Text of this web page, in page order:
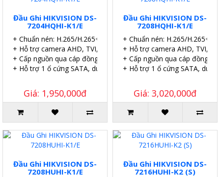
Đầu Ghi HIKVISION DS-
7204HQHI-K1/E
+ Chuẩn nén: H.265/H.265+.
+ Hỗ trợ camera AHD, TVI, CVI, IP
+ Cấp nguồn qua cáp đồng trục (PoC).
+ Hỗ trợ 1 ổ cứng SATA, dung lượng 6TB.
Giá: 1,950,000đ
Đầu Ghi HIKVISION DS-
7208HQHI-K1/E
+ Chuẩn nén: H.265/H.265+.
+ Hỗ trợ camera AHD, TVI,
+ Cấp nguồn qua cáp đồng
+ Hỗ trợ 1 ổ cứng SATA,
Giá: 3,020,000đ
Đầu Ghi HIKVISION DS-
7208HUHI-K1/E
Đầu Ghi HIKVISION DS-
7216HUHI-K2 (S)